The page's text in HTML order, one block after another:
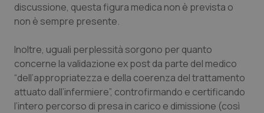
Ulcera & Reflusso
discussione, questa figura medica non è prevista o
non è sempre presente.
Inoltre, uguali perplessità sorgono per quanto
concerne la validazione ex post da parte del medico
“dell’appropriatezza e della coerenza del trattamento
attuato dall’infermiere”, controfirmando e certificando
l’intero percorso di presa in carico e dimissione (così